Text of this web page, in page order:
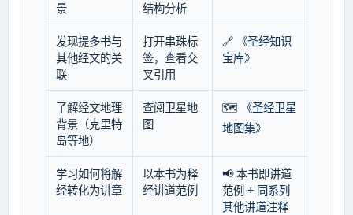
景
结构分析
发现提多书与
其他经文的关
联
打开串珠标
签，查看交
叉引用
🔗 《圣经知识
宝库》
了解经文地理
背景（克里特
岛等地）
查阅卫星地
图
🗺️
《圣经卫星
地图集》
学习如何将解
经转化为讲章
以本书为释
经讲道范例
📢 本书即讲道
范例 + 同系列
其他讲道注释